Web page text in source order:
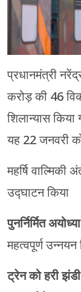
प्रधानमंत्री
करोड़ की 46
शिलान्यास
यह 22 जनवरी
महर्षि वाल्मिकी
उद्घाटन किया
पुनर्निर्मित
महत्वपूर्ण
ट्रेन को हरी
नैनीताल
बागेश्वर
हरिद्वार